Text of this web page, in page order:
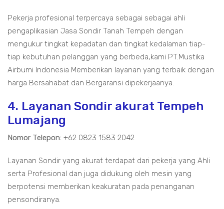
Pekerja profesional terpercaya sebagai sebagai ahli
pengaplikasian Jasa Sondir Tanah Tempeh dengan
mengukur tingkat kepadatan dan tingkat kedalaman tiap-
tiap kebutuhan pelanggan yang berbeda,kami PT.Mustika
Airbumi Indonesia Memberikan layanan yang terbaik dengan
harga Bersahabat dan Bergaransi dipekerjaanya.
4. Layanan Sondir akurat Tempeh
Lumajang
Nomor Telepon: +62 0823 1583 2042
Layanan Sondir yang akurat terdapat dari pekerja yang Ahli
serta Profesional dan juga didukung oleh mesin yang
berpotensi memberikan keakuratan pada penanganan
pensondiranya.